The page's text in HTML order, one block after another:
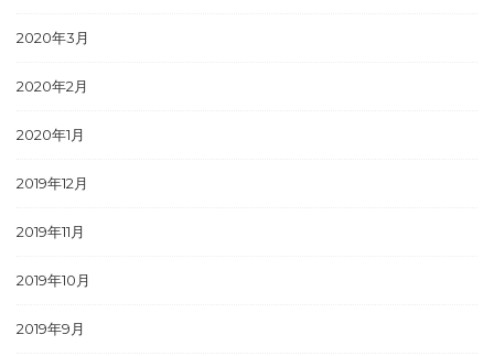
2020年3月
2020年2月
2020年1月
2019年12月
2019年11月
2019年10月
2019年9月